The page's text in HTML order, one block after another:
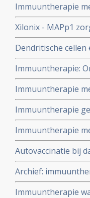
Immuuntherapie
overleving en
Xilonix - MAPp1
vs 11.5 maanden
Dendritische
gerandomiseerde
Immuuntherapie:
voor opmerkelijke
Immuuntherapie
cyclophosphamide
maanden bij
Immuuntherapie
weinig tumoren -
minder effectief
Immuuntherapie
significant betere
chemotherapie
Autovaccinatie bij
overleving,
Intracel is failliet
Archief:
in Phase-II trial
Immuuntherapie